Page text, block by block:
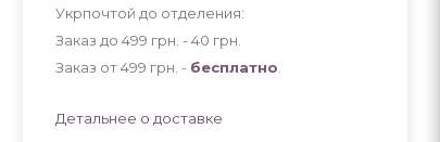
Укрпочтой до отделения:
Заказ до 499 грн. - 40 грн
Заказ от 499 грн. - бесплатно
Детальнее о доставке